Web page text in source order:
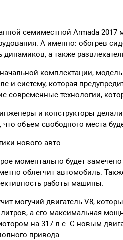
семиместной Armada
А именно: обогрев
динамиков, а также
комплектации,
и систему, которая
современные технологии,
и конструкторы
объем свободного места
нового авто
моментально будет
облегчит автомобиль.
работы машины.
могучий двигатель V8,
литров, а его максимальная
на 317 л.с. С новым
привода.